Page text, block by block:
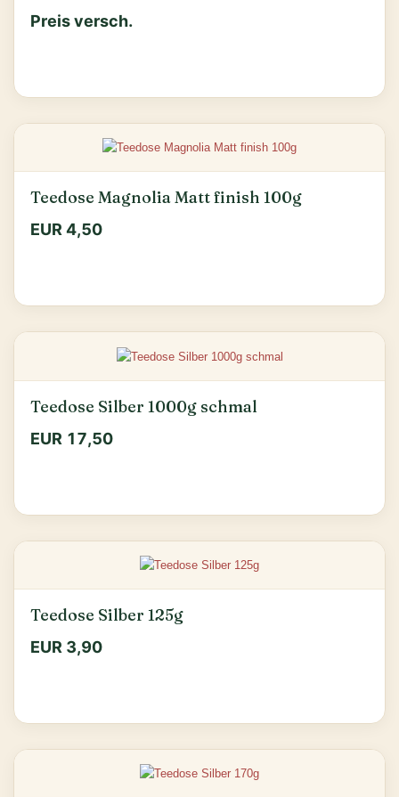
Preis versch.
Teedose Magnolia Matt finish 100g
EUR 4,50
Teedose Silber 1000g schmal
EUR 17,50
Teedose Silber 125g
EUR 3,90